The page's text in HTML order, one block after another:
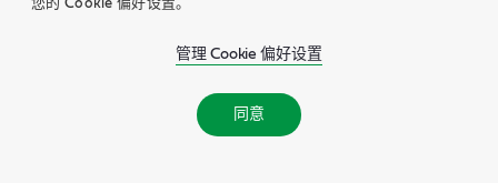
您的 Cookie 偏好设置。
管理 Cookie 偏好设置
同意